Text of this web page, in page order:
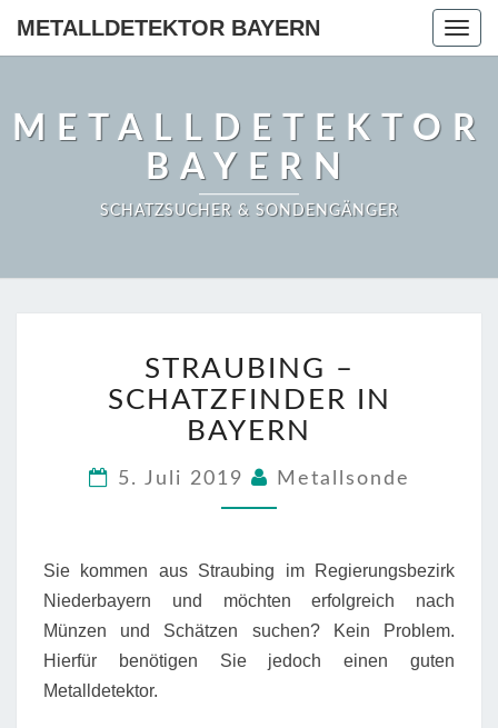
METALLDETEKTOR BAYERN
METALLDETEKTOR
BAYERN
SCHATZSUCHER & SONDENGÄNGER
–
SCHATZFINDER
IN
BAYERN
STRAUBING –
SCHATZFINDER IN
BAYERN
5. Juli 2019 Metallsonde
Sie kommen aus Straubing im Regierungsbezirk
Niederbayern und möchten erfolgreich nach
Münzen und Schätzen suchen? Kein Problem.
Hierfür benötigen Sie jedoch einen guten
Metalldetektor.